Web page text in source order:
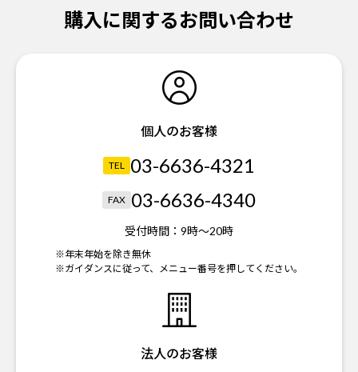
購入に関するお問い合わせ
個人のお客様
TEL 03-6636-4321
FAX 03-6636-4340
受付時間： 9時～20時
※年末年始を除き無休
※ガイダンスに従って、メニュー番号を押してください。
法人のお客様